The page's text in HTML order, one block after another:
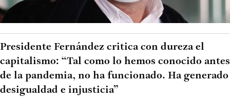
Presidente Fernández critica con dureza el
capitalismo: “Tal como lo hemos conocido antes
de la pandemia, no ha funcionado. Ha generado
desigualdad e injusticia”